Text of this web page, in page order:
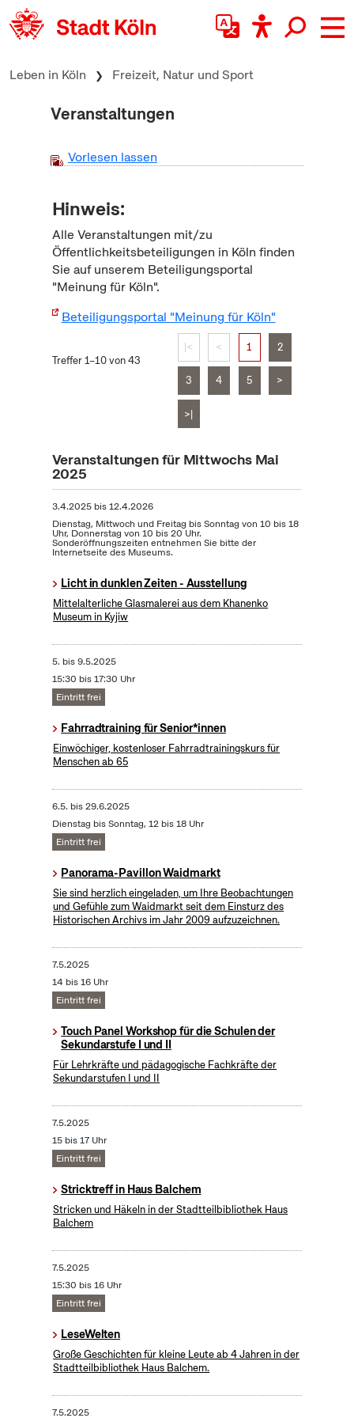
zum Inhalt springen
Leben in Köln Freizeit, Natur und Sport
Veranstaltungen
Vorlesen lassen
Hinweis:
Alle Veranstaltungen mit/zu
Öffentlichkeitsbeteiligungen in Köln finden
Sie auf unserem Beteiligungsportal
"Meinung für Köln".
Beteiligungsportal "Meinung für Köln"
Treffer 1–10 von 43
|< < 1 2
3 4 5 >
>|
Veranstaltungen für Mittwochs Mai
2025
3.4.2025bis12.4.2026
Dienstag, Mittwoch und Freitag bis Sonntag von 10 bis 18
Uhr, Donnerstag von 10 bis 20 Uhr.
Sonderöffnungszeiten entnehmen Sie bitte der
Internetseite des Museums.
Licht in dunklen Zeiten - Ausstellung
Mittelalterliche Glasmalerei aus dem Khanenko
Museum in Kyjiw
5. bis9.5.2025
15:30 bis 17:30 Uhr
Eintritt frei
Fahrradtraining für Senior*innen
Einwöchiger, kostenloser Fahrradtrainingskurs für
Menschen ab 65
6.5. bis29.6.2025
Dienstag bis Sonntag, 12 bis 18 Uhr
Eintritt frei
Panorama-Pavillon Waidmarkt
Sie sind herzlich eingeladen, um Ihre Beobachtungen
und Gefühle zum Waidmarkt seit dem Einsturz des
Historischen Archivs im Jahr 2009 aufzuzeichnen.
7.5.2025
14 bis 16 Uhr
Eintritt frei
Touch Panel Workshop für die Schulen der
Sekundarstufe I und II
Für Lehrkräfte und pädagogische Fachkräfte der
Sekundarstufen I und II
7.5.2025
15 bis 17 Uhr
Eintritt frei
Stricktreff in Haus Balchem
Stricken und Häkeln in der Stadtteilbibliothek Haus
Balchem
7.5.2025
15:30 bis 16 Uhr
Eintritt frei
LeseWelten
Große Geschichten für kleine Leute ab 4 Jahren in der
Stadtteilbibliothek Haus Balchem.
7.5.2025